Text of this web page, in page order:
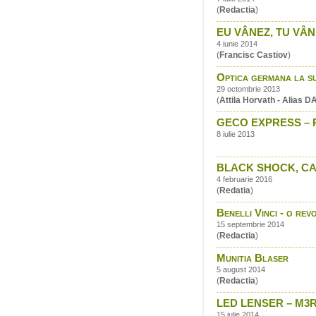
(Redactia)
EU VÂNEZ, TU
4 iunie 2014
(Francisc Castiov)
Optica germana la
29 octombrie 2013
(Attila Horvath - Alias
GECO EXPRESS –
8 iulie 2013
BLACK SHOCK,
4 februarie 2016
(Redatia)
Benelli Vinci - o
15 septembrie 2014
(Redactia)
Munitia Blaser
5 august 2014
(Redactia)
LED LENSER – M3R